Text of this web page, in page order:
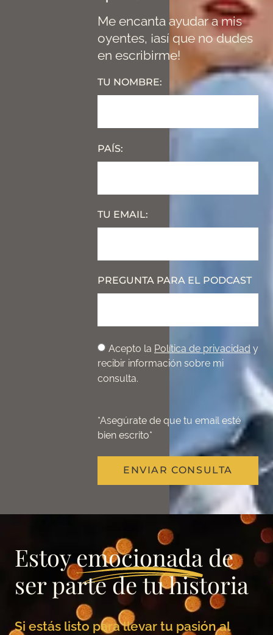
Me encanta ayudar a mis
oyentes, ¡así que no dudes
en escribirme!
TU NOMBRE:
PAÍS:
TU EMAIL:
PREGUNTA PARA EL PODCAST
Acepto la Política de privacidad y
recibir información sobre mi
consulta.
*Asegúrate de que tu email esté
bien escrito*
ENVIAR CONSULTA
Estoyemocionadade
ser parte de tu historia
Si estás listo para llevar tu pasión al